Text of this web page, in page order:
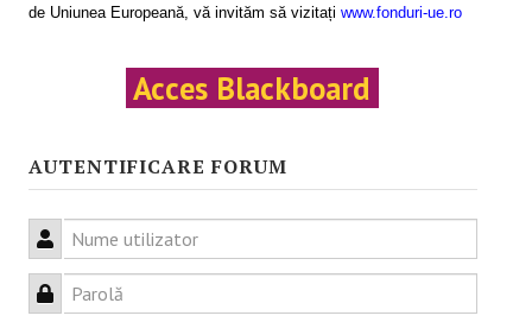
Rezultatele proiectului
INFO & PUB
Evenimente
Testimoniale
Articole
de Uniunea Europeană, vă invităm să vizitați www.fonduri-ue.ro
Acces Blackboard
AUTENTIFICARE FORUM
Nume utilizator
Parolă